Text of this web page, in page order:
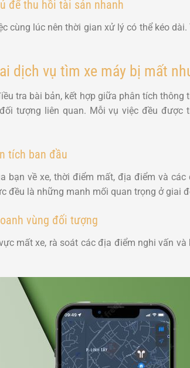
để thu hồi tài sản nhanh
cùng lúc nên thời gian xử lý có thể kéo
dịch vụ tìm xe máy bị mất
tra bài bản, kết hợp giữa phân tích
tượng liên quan. Mỗi vụ việc đều được
tích ban đầu
bạn về xe, thời điểm mất, địa điểm và
đều là những manh mối quan trọng ở giai
vùng đối tượng
mất xe, rà soát các địa điểm nghi vấn